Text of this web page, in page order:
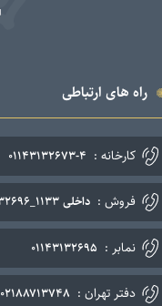
راه های ارتباطی
کارخانه : ۰۱۱۴۳۱۳۲۶۷۳-۴
فروش : داخلی ۱۱۳۳_۰۱۱۴۳۱۳۲۶۹۶
نمابر : ۰۱۱۴۳۱۳۲۶۹۵
دفتر تهران : ۰۲۱۸۸۷۱۳۷۴۸